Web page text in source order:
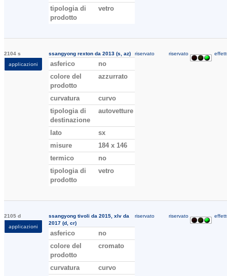
tipologia di
prodotto
vetro
2104 s
applicazioni
ssangyong rexton da 2013 (s, az)
asferico
no
colore del
prodotto
azzurrato
curvatura
curvo
tipologia di
destinazione
autovetture
lato
sx
misure
184 x 146
termico
no
tipologia di
prodotto
vetro
riservato riservato
2105 d
applicazioni
ssangyong tivoli da 2015, xlv da
2017 (d, cr)
asferico
no
colore del
prodotto
cromato
curvatura
curvo
riservato riservato